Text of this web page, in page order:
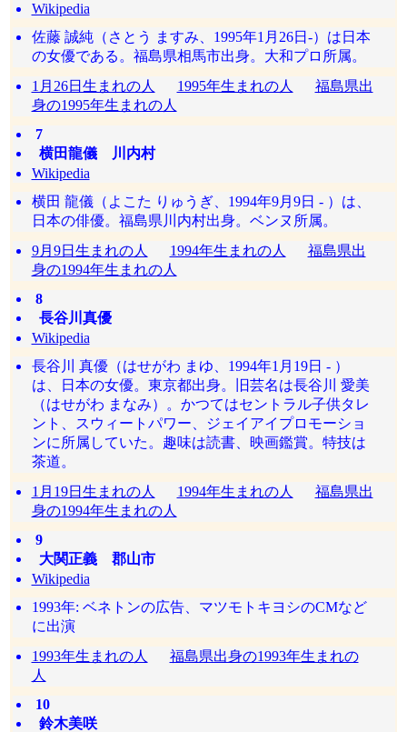
Wikipedia
佐藤 誠純（さとう ますみ、1995年1月26日-）は日本
の女優である。福島県相馬市出身。大和プロ所属。
1月26日生まれの人
1995年生まれの人
福島県出
身の1995年生まれの人
7
横田龍儀 川内村
Wikipedia
横田 龍儀（よこた りゅうぎ、1994年9月9日 - ）は、
日本の俳優。福島県川内村出身。ベンヌ所属。
9月9日生まれの人
1994年生まれの人
福島県出
身の1994年生まれの人
8
長谷川真優
Wikipedia
長谷川 真優（はせがわ まゆ、1994年1月19日 - ）
は、日本の女優。東京都出身。旧芸名は長谷川 愛美
（はせがわ まなみ）。かつてはセントラル子供タレ
ント、スウィートパワー、ジェイアイプロモーショ
ンに所属していた。趣味は読書、映画鑑賞。特技は
茶道。
1月19日生まれの人
1994年生まれの人
福島県出
身の1994年生まれの人
9
大関正義 郡山市
Wikipedia
1993年: ベネトンの広告、マツモトキヨシのCMなど
に出演
1993年生まれの人
福島県出身の1993年生まれの
人
10
鈴木美咲